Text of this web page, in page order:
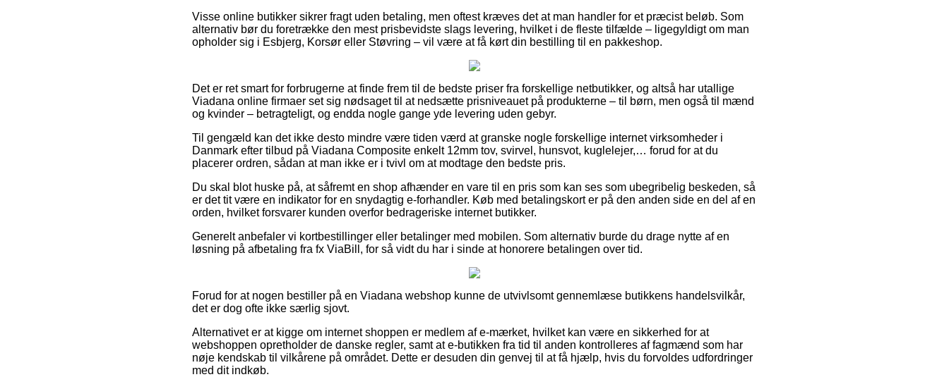
Visse online butikker sikrer fragt uden betaling, men oftest kræves det at man handler for et præcist beløb. Som
alternativ bør du foretrække den mest prisbevidste slags levering, hvilket i de fleste tilfælde – ligegyldigt om man
opholder sig i Esbjerg, Korsør eller Støvring – vil være at få kørt din bestilling til en pakkeshop.
Det er ret smart for forbrugerne at finde frem til de bedste priser fra forskellige netbutikker, og altså har utallige
Viadana online firmaer set sig nødsaget til at nedsætte prisniveauet på produkterne – til børn, men også til mænd
og kvinder – betragteligt, og endda nogle gange yde levering uden gebyr.
Til gengæld kan det ikke desto mindre være tiden værd at granske nogle forskellige internet virksomheder i
Danmark efter tilbud på Viadana Composite enkelt 12mm tov, svirvel, hunsvot, kuglelejer,… forud for at du
placerer ordren, sådan at man ikke er i tvivl om at modtage den bedste pris.
Du skal blot huske på, at såfremt en shop afhænder en vare til en pris som kan ses som ubegribelig beskeden, så
er det tit være en indikator for en snydagtig e-forhandler. Køb med betalingskort er på den anden side en del af en
orden, hvilket forsvarer kunden overfor bedrageriske internet butikker.
Generelt anbefaler vi kortbestillinger eller betalinger med mobilen. Som alternativ burde du drage nytte af en
løsning på afbetaling fra fx ViaBill, for så vidt du har i sinde at honorere betalingen over tid.
Forud for at nogen bestiller på en Viadana webshop kunne de utvivlsomt gennemlæse butikkens handelsvilkår,
det er dog ofte ikke særlig sjovt.
Alternativet er at kigge om internet shoppen er medlem af e-mærket, hvilket kan være en sikkerhed for at
webshoppen opretholder de danske regler, samt at e-butikken fra tid til anden kontrolleres af fagmænd som har
nøje kendskab til vilkårene på området. Dette er desuden din genvej til at få hjælp, hvis du forvoldes udfordringer
med dit indkøb.